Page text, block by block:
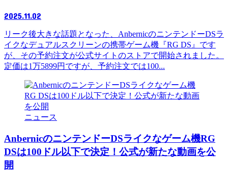
2025.11.02
リーク後大きな話題となった、AnbernicのニンテンドーDSラ
イクなデュアルスクリーンの携帯ゲーム機『RG DS』です
が、その予約注文が公式サイトのストアで開始されました。
定価は1万5899円ですが、予約注文では100...
ニュース
AnbernicのニンテンドーDSライクなゲーム機RG
DSは100ドル以下で決定！公式が新たな動画を公
開